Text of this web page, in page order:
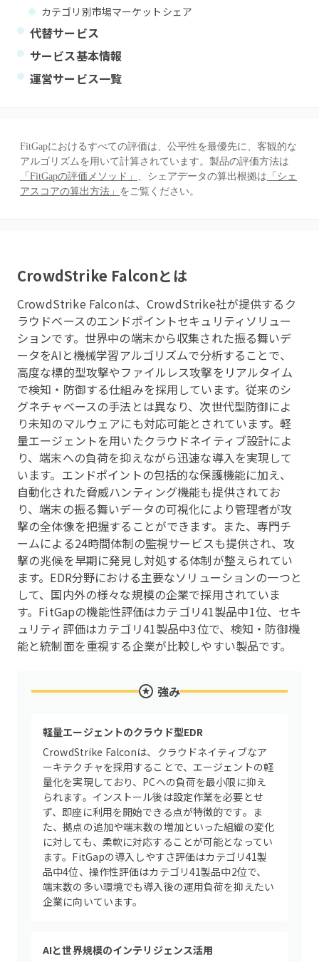
カテゴリ別市場マーケットシェア
代替サービス
サービス基本情報
運営サービス一覧
FitGapにおけるすべての評価は、公平性を最優先に、客観的な
アルゴリズムを用いて計算されています。製品の評価方法は
「FitGapの評価メソッド」 、シェアデータの算出根拠は 「シェ
アスコアの算出方法」 をご覧ください。
CrowdStrike Falconとは
CrowdStrike Falconは、CrowdStrike社が提供するク
ラウドベースのエンドポイントセキュリティソリュー
ションです。世界中の端末から収集された振る舞いデ
ータをAIと機械学習アルゴリズムで分析することで、
高度な標的型攻撃やファイルレス攻撃をリアルタイム
で検知・防御する仕組みを採用しています。従来のシ
グネチャベースの手法とは異なり、次世代型防御によ
り未知のマルウェアにも対応可能とされています。軽
量エージェントを用いたクラウドネイティブ設計によ
り、端末への負荷を抑えながら迅速な導入を実現して
います。エンドポイントの包括的な保護機能に加え、
自動化された脅威ハンティング機能も提供されてお
り、端末の振る舞いデータの可視化により管理者が攻
撃の全体像を把握することができます。また、専門チ
ームによる24時間体制の監視サービスも提供され、攻
撃の兆候を早期に発見し対処する体制が整えられてい
ます。EDR分野における主要なソリューションの一つと
して、国内外の様々な規模の企業で採用されていま
す。FitGapの機能性評価はカテゴリ41製品中1位、セキ
ュリティ評価はカテゴリ41製品中3位で、検知・防御機
能と統制面を重視する企業が比較しやすい製品です。
強み
軽量エージェントのクラウド型EDR
CrowdStrike Falconは、クラウドネイティブなア
ーキテクチャを採用することで、エージェントの軽
量化を実現しており、PCへの負荷を最小限に抑え
られます。インストール後は設定作業を必要とせ
ず、即座に利用を開始できる点が特徴的です。ま
た、拠点の追加や端末数の増加といった組織の変化
に対しても、柔軟に対応することが可能となってい
ます。FitGapの導入しやすさ評価はカテゴリ41製
品中4位、操作性評価はカテゴリ41製品中2位で、
端末数の多い環境でも導入後の運用負荷を抑えたい
企業に向いています。
AIと世界規模のインテリジェンス活用